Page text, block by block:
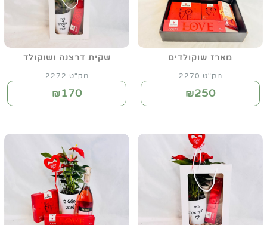
מארז שוקולדים
מק"ט 2270
₪250
שקית דרצנה ושוקולד
מק"ט 2272
₪170